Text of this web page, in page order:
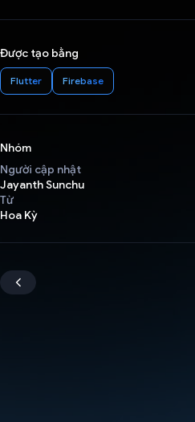
Được tạo bằng
Flutter Firebase
Nhóm
Người cập nhật
Jayanth Sunchu
Từ
Hoa Kỳ